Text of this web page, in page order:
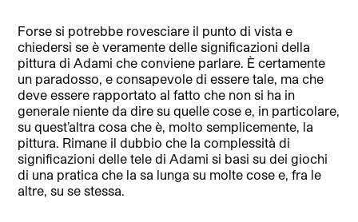
Forse si potrebbe rovesciare il punto di vista e
chiedersi se è veramente delle significazioni della
pittura di Adami che conviene parlare. È certamente
un paradosso, e consapevole di essere tale, ma che
deve essere rapportato al fatto che non si ha in
generale niente da dire su quelle cose e, in particolare,
su quest’altra cosa che è, molto semplicemente, la
pittura. Rimane il dubbio che la complessità di
significazioni delle tele di Adami si basi su dei giochi
di una pratica che la sa lunga su molte cose e, fra le
altre, su se stessa.